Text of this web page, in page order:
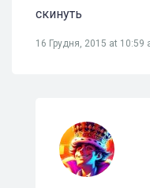
скинуть
16 Грудня, 2015 at 10:59